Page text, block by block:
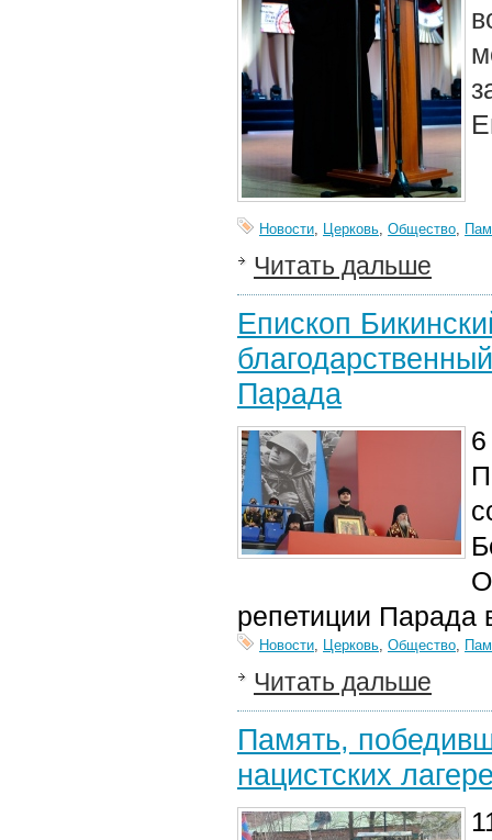
Новости, Церковь, Общество,
Читать дальше
Епископ
Парада
репетиции Парада
Новости, Церковь, Общество,
Читать дальше
Память,
нацистских